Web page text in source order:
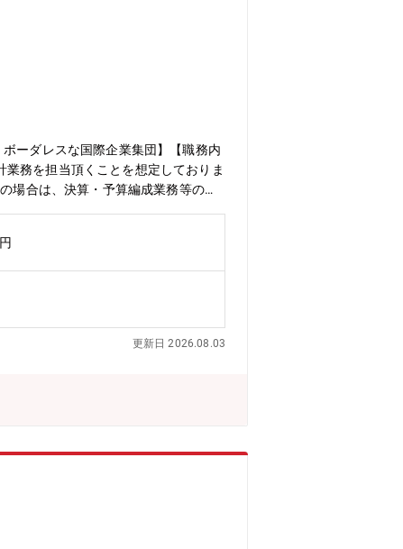
ーダレスな国際企業集団】【職務内
務を担当頂くことを想定しておりま
合は、決算・予算編成業務等の各
かし幅広く活躍するチャンスが有り
部：本社経理部は36名（50代2名、
ど機能が分かれております。■支
を通じて伺った希望勤務地について
いずれかの打診をさせていただく可
【キャリアパス】総合職
目指していただくことなどを想定して
キルアップのための通信教育制度、
更新日 2026.08.03